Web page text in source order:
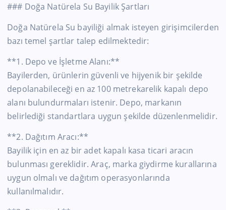
### Doğa Natürela Su Bayilik Şartları
Doğa Natürela Su bayiliği almak isteyen girişimcilerden
bazı temel şartlar talep edilmektedir:
**1. Depo ve İşletme Alanı:**
Bayilerden, ürünlerin güvenli ve hijyenik bir şekilde
depolanabileceği en az 100 metrekarelik kapalı depo
alanı bulundurmaları istenir. Depo, markanın
belirlediği standartlara uygun şekilde düzenlenmelidir.
**2. Dağıtım Aracı:**
Bayilik için en az bir adet kapalı kasa ticari aracın
bulunması gereklidir. Araç, marka giydirme kurallarına
uygun olmalı ve dağıtım operasyonlarında
kullanılmalıdır.